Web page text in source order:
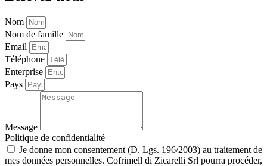
Nom
Nom de famille
Email
Téléphone
Enterprise
Pays
Message
Politique de confidentialité
Je donne mon consentement (D. Lgs. 196/2003) au traitement de
mes données personnelles. Cofrimell di Zicarelli Srl pourra procéder,